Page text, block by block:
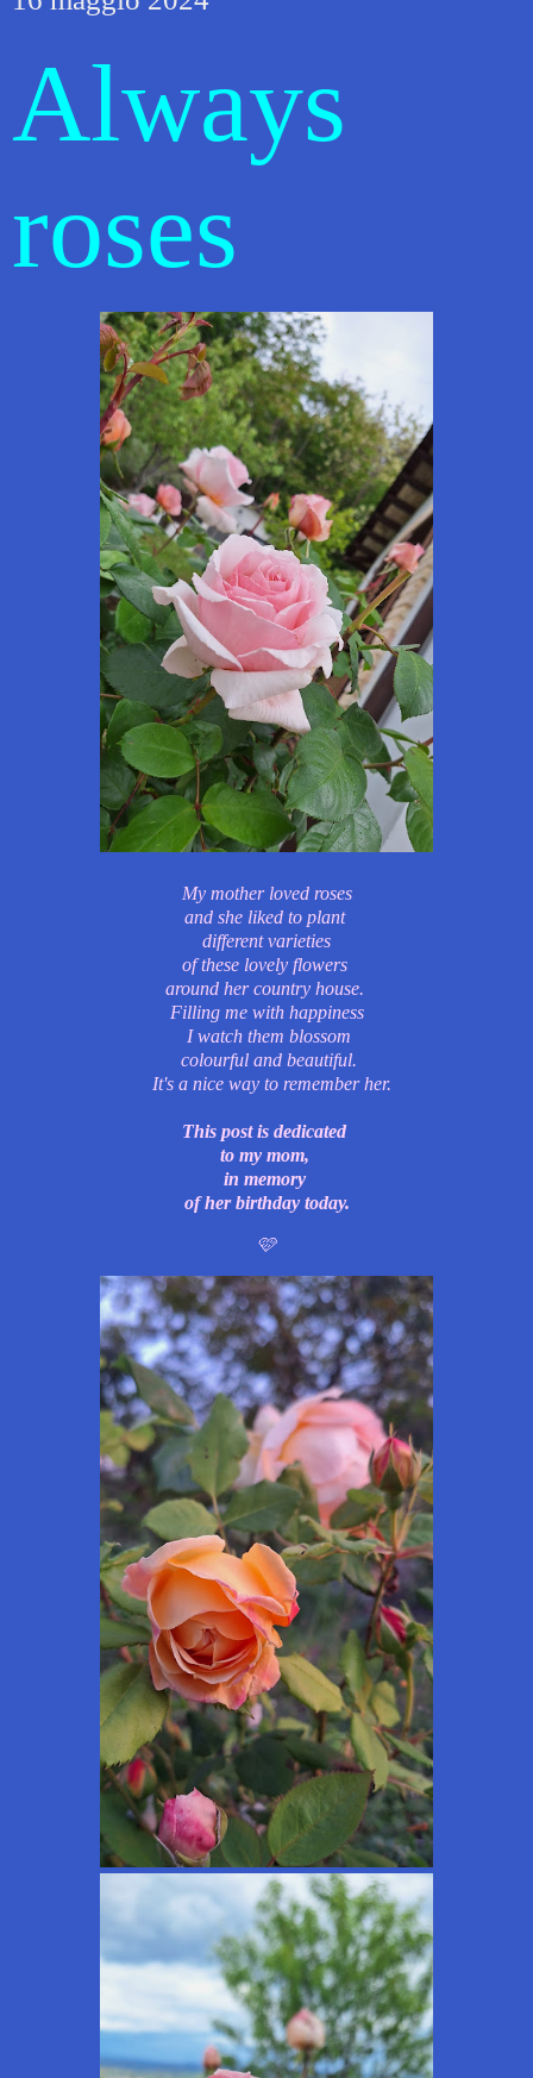
Always
roses
My mother loved roses
and she liked to plant
different varieties
of these lovely flowers
around her country house.
Filling me with happiness
I watch them blossom
colourful and beautiful.
It's a nice way to remember her.
This post is dedicated
to my mom,
in memory
of her birthday today.
🩷